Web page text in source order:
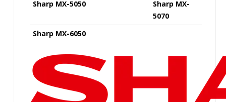
Sharp MX-5050
Sharp MX-
5070
Sharp MX-6050